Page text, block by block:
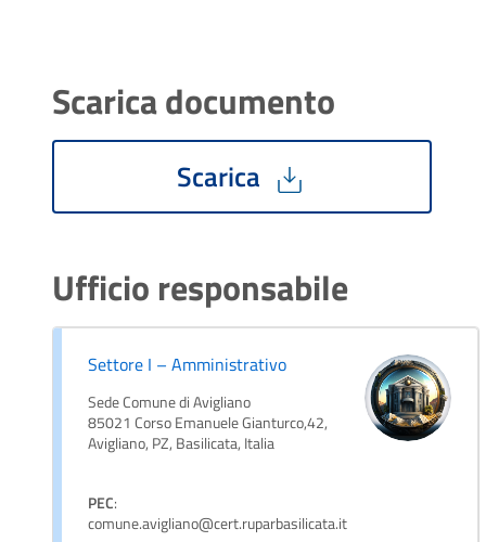
Scarica documento
Scarica
Ufficio responsabile
Settore I – Amministrativo
Sede Comune di Avigliano
85021 Corso Emanuele Gianturco,42,
Avigliano, PZ, Basilicata, Italia
PEC:
comune.avigliano@cert.ruparbasilicata.it